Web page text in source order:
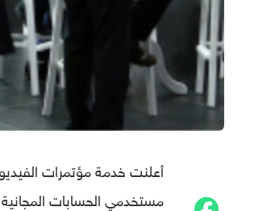
أعلنت خدمة مؤتمرات
مستخدمي الحسابات